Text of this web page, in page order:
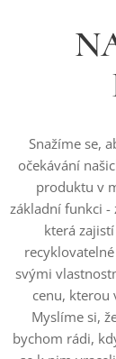
Snažíme se,
očekávání
produktu v
základní funkci -
která
svými
cenu, kterou
Myslíme si,
bychom rádi,